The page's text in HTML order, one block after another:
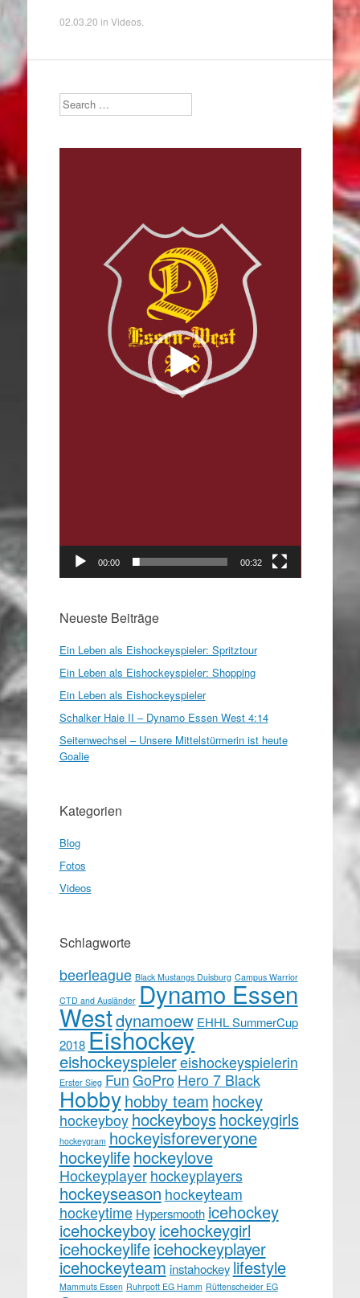
02.03.20 in Videos.
Search
00:00 00:32
Neueste Beiträge
Ein Leben als Eishockeyspieler: Spritztour
Ein Leben als Eishockeyspieler: Shopping
Ein Leben als Eishockeyspieler
Schalker Haie II – Dynamo Essen West 4:14
Seitenwechsel – Unsere Mittelstürmerin ist heute
Goalie
Kategorien
Blog
Fotos
Videos
Schlagworte
beerleague Black Mustangs Duisburg Campus Warrior
CTD and Ausländer Dynamo Essen
Westdynamoew EHHL SummerCup
2018Eishockey
eishockeyspielereishockeyspielerin
Erster Sieg Fun GoPro Hero 7 Black
Hobbyhobby team hockey
hockeyboy hockeyboyshockeygirls
hockeygram hockeyisforeveryone
hockeylifehockeylove
Hockeyplayer hockeyplayers
hockeyseason hockeyteam
hockeytime Hypersmooth icehockey
icehockeyboyicehockeygirl
icehockeylifeicehockeyplayer
icehockeyteam instahockey lifestyle
Mammuts Essen Ruhrpott EG Hamm Rüttenscheider EG